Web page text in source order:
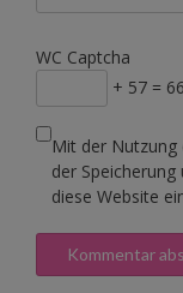
WC Captcha
+ 57 = 66
Mit der Nutzung
der
diese Website